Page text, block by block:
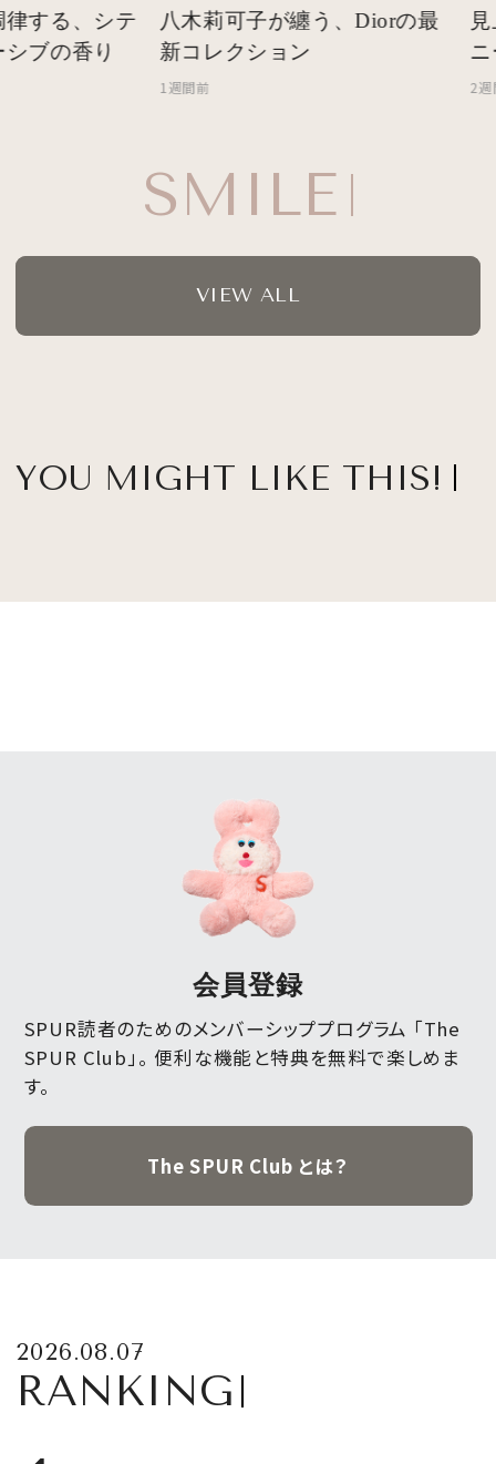
SMILE ON!
する、シテ
ブの香り
八木莉可子が纏う、Diorの最
新コレクション
1週間前
見
ニ
2週
VIEW ALL
YOU MIGHT LIKE THIS!
会員登録
SPUR読者のためのメンバーシッププログラム 「The
SPUR Club」。 便利な機能と特典を無料で楽しめま
す。
The SPUR Club とは？
2026.08.07
RANKING